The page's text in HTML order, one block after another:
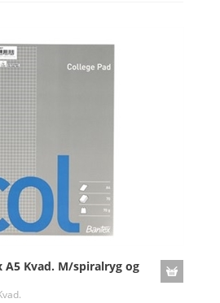
A5 Kvad. M/spiralryg og